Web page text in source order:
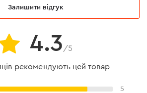
Залишити відгук
4.3 /5
рекомендують цей товар
5